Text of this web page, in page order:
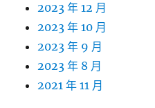
2023 年 12 月
2023 年 10 月
2023 年 9 月
2023 年 8 月
2021 年 11 月